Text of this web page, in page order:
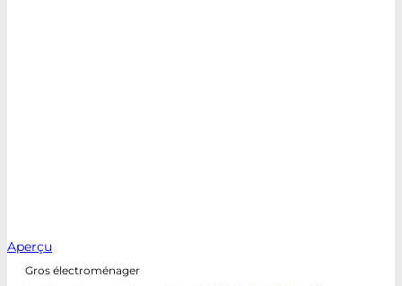
Aperçu
Gros électroménager